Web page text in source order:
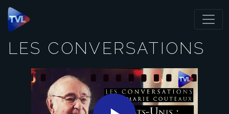
Panneau de gestion des cookies
LES CONVERSATIONS